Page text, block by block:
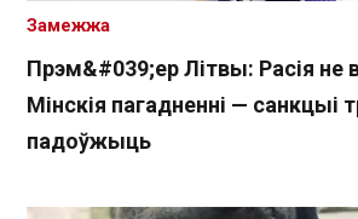
Прэм&#039;ер Літвы: Расія не
Мінскія пагадненні — санкцыі
падоўжыць
Замежжа